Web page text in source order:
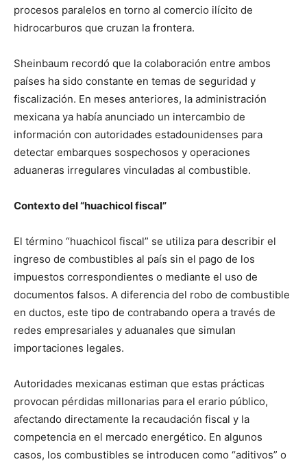
procesos paralelos en torno al comercio ilícito de
hidrocarburos que cruzan la frontera.
Sheinbaum recordó que la colaboración entre ambos
países ha sido constante en temas de seguridad y
fiscalización. En meses anteriores, la administración
mexicana ya había anunciado un intercambio de
información con autoridades estadounidenses para
detectar embarques sospechosos y operaciones
aduaneras irregulares vinculadas al combustible.
Contexto del “huachicol fiscal”
El término “huachicol fiscal” se utiliza para describir el
ingreso de combustibles al país sin el pago de los
impuestos correspondientes o mediante el uso de
documentos falsos. A diferencia del robo de combustible
en ductos, este tipo de contrabando opera a través de
redes empresariales y aduanales que simulan
importaciones legales.
Autoridades mexicanas estiman que estas prácticas
provocan pérdidas millonarias para el erario público,
afectando directamente la recaudación fiscal y la
competencia en el mercado energético. En algunos
casos, los combustibles se introducen como “aditivos” o